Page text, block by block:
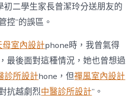
初二學生家長曾潔玲分送朋友的
控”的誤區。
母室內設計phone時，我曾氣得
最後面對這種情況，她也曾想過
診所設計hone，但禪風室內設計
抗越劇烈中醫診所設計”。